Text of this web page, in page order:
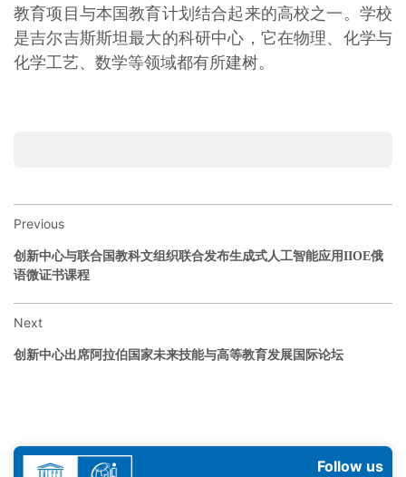
教育项目与本国教育计划结合起来的高校之一。学校
是吉尔吉斯斯坦最大的科研中心，它在物理、化学与
化学工艺、数学等领域都有所建树。
Previous
创新中心与联合国教科文组织联合发布生成式人工智能应用IIOE俄
语微证书课程
Next
创新中心出席阿拉伯国家未来技能与高等教育发展国际论坛
Follow us